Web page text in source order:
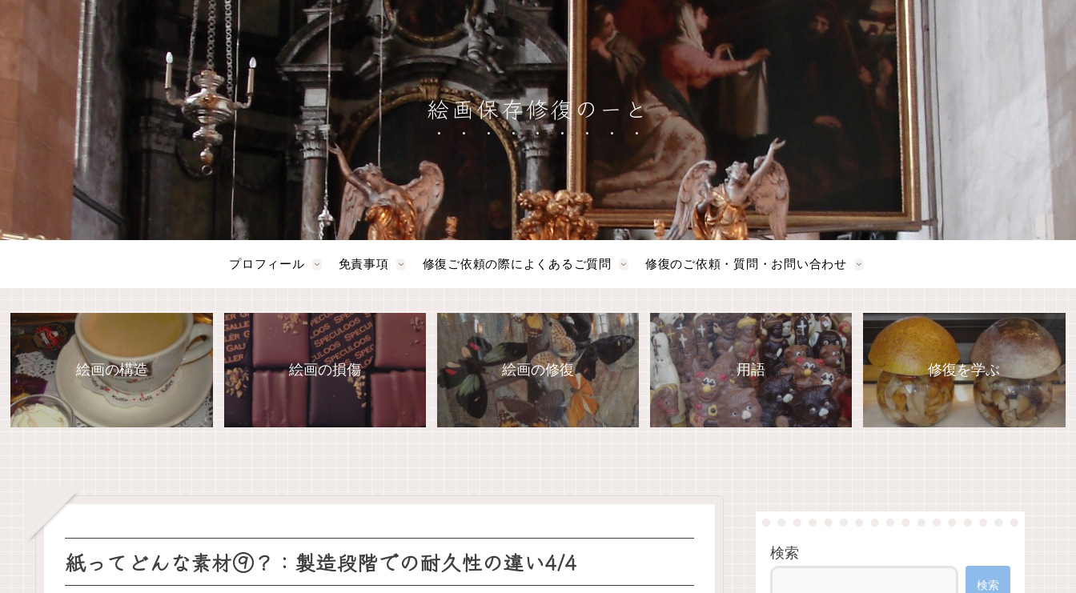
絵画保存修復のーと
プロフィール 免責事項 修復ご依頼の際によくあるご質問 修復のご依頼・質問・お問い合わせ
絵画の構造 絵画の損傷 絵画の修復 用語 修復を学ぶ
紙ってどんな素材⑨？：製造段階での耐久性の違い4/4 検索
検索